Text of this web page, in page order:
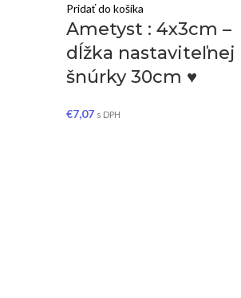
Pridať do košíka
Ametyst : 4x3cm –
dĺžka nastaviteľnej
šnúrky 30cm ♥
€7,07 s DPH